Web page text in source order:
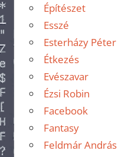
Építészet
Esszé
Esterházy Péter
Étkezés
Evészavar
Ézsi Robin
Facebook
Fantasy
Feldmár András